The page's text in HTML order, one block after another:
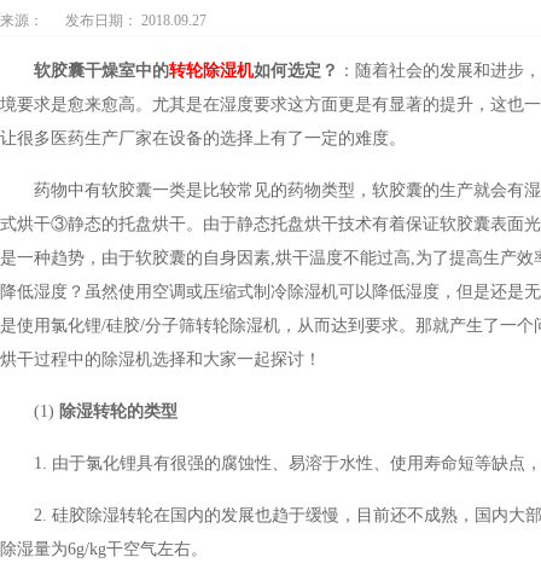
来源： 发布日期： 2018.09.27
软胶囊干燥室中的转轮除湿机如何选定？ ：随着社会的发展和进
境要求是愈来愈高。尤其是在湿度要求这方面更是有显著的提升，这也一
让很多医药生产厂家在设备的选择上有了一定的难度。
药物中有软胶囊一类是比较常见的药物类型，软胶囊的生产就会有
式烘干③静态的托盘烘干。由于静态托盘烘干技术有着保证软胶囊表面光
是一种趋势，由于软胶囊的自身因素,烘干温度不能过高,为了提高生产
降低湿度？虽然使用空调或压缩式制冷除湿机可以降低湿度，但是还
是使用氯化锂/硅胶/分子筛转轮除湿机，从而达到要求。那就产生了一
烘干过程中的除湿机选择和大家一起探讨！
(1) 除湿转轮的类型
1. 由于氯化锂具有很强的腐蚀性、易溶于水性、使用寿命短等缺点
2. 硅胶除湿转轮在国内的发展也趋于缓慢，目前还不成熟，国内大
除湿量为6g/kg干空气左右。